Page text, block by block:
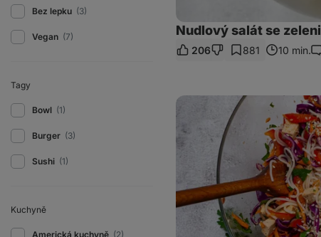
Bez lepku (3)
Vegan (7)
Tagy
Bowl (1)
Burger (3)
Sushi (1)
Kuchyně
Americká kuchyně (2)
Nudlový salát se
206 881 10 min.
Vegan